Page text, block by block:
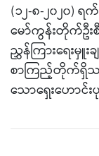
(၁၂-၈-၂၀၂၀) ရ
မော်ကွန်းတိုက်ဦး
ညွှန်ကြားရေးမှူ
စာကြည့်တိုက်ရှိသမို
သောရှေးဟောင်